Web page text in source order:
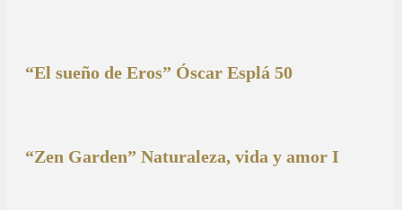
“El sueño de Eros” Óscar Esplá 50
“Zen Garden” Naturaleza, vida y amor I